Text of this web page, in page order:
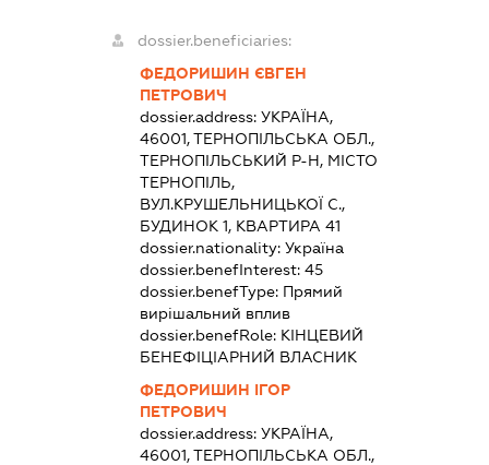
dossier.beneficiaries:
ФЕДОРИШИН ЄВГЕН
ПЕТРОВИЧ
dossier.address: УКРАЇНА,
46001, ТЕРНОПІЛЬСЬКА ОБЛ.,
ТЕРНОПІЛЬСЬКИЙ Р-Н, МІСТО
ТЕРНОПІЛЬ,
ВУЛ.КРУШЕЛЬНИЦЬКОЇ С.,
БУДИНОК 1, КВАРТИРА 41
dossier.nationality: Україна
dossier.benefInterest: 45
dossier.benefType: Прямий
вирішальний вплив
dossier.benefRole: КІНЦЕВИЙ
БЕНЕФІЦІАРНИЙ ВЛАСНИК
ФЕДОРИШИН ІГОР
ПЕТРОВИЧ
dossier.address: УКРАЇНА,
46001, ТЕРНОПІЛЬСЬКА ОБЛ.,